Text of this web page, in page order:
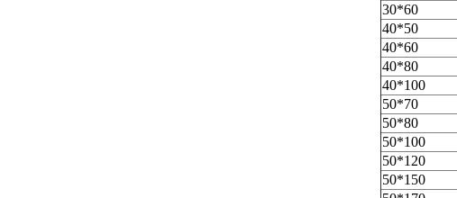
30*60
40*50
40*60
40*80
40*100
50*70
50*80
50*100
50*120
50*150